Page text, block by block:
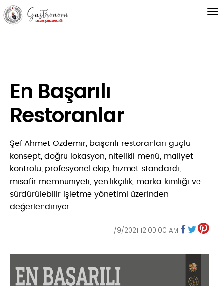
En Başarılı
Restoranlar
Şef Ahmet Özdemir, başarılı restoranları güçlü
konsept, doğru lokasyon, nitelikli menü, maliyet
kontrolü, profesyonel ekip, hizmet standardı,
misafir memnuniyeti, yenilikçilik, marka kimliği ve
sürdürülebilir işletme yönetimi üzerinden
değerlendiriyor.
1/9/2021 12:00:00 AM